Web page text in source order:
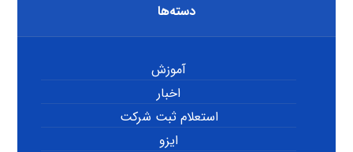
دسته‌ها
آموزش
اخبار
استعلام ثبت شرکت
ایزو